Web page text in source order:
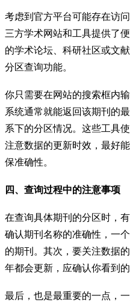
考虑到官方平台可能存在访
三方学术网站和工具提供了
的学术论坛、科研社区或文
分区查询功能。
你只需要在网站的搜索框内
系统通常就能返回该期刊的
系下的分区情况。这些工具
注意数据的更新时效，最好
保准确性。
四、查询过程中的注意事项
在查询具体期刊的分区时，
确认期刊名称的准确性，一
的期刊。其次，要关注数据
年都会更新，应确认你看到
最后，也是最重要的一点，